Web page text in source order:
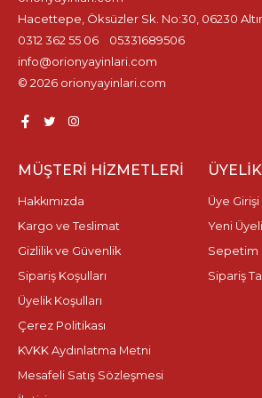
Hacettepe, Öksüzler Sk. No:30, 06230
0312 362 55 06
05331689506
info@orionyayinlari.com
© 2026 orionyayinlari.com
MÜŞTERI HIZMETLERI
Hakkımızda
Kargo ve Teslimat
Gizlilik ve Güvenlik
Sipariş Koşulları
Üyelik Koşulları
Çerez Politikası
KVKK Aydınlatma Metni
Mesafeli Satış Sözleşmesi
ÜYELIK
Üye Girişi
Yeni
Sepetim
Sipariş